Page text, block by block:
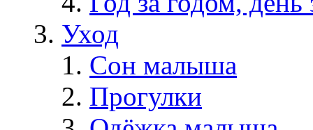
Уход
Сон малыша
Прогулки